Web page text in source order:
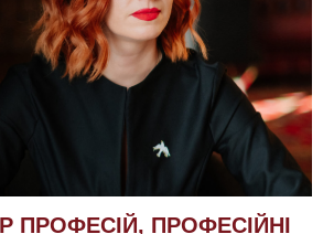
ПРОФЕСІЙ, ПРОФЕСІЙНІ